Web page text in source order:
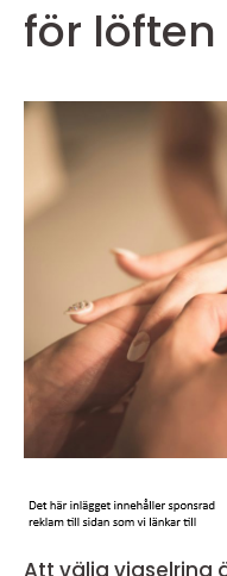
för
Att välja vigselring